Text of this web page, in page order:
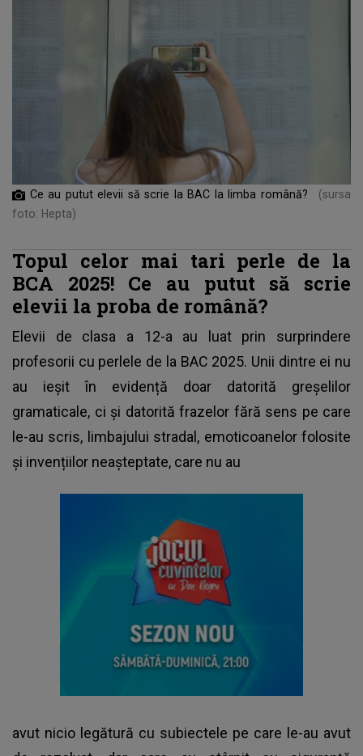
Ce au putut elevii să scrie la BAC la limba română?
(sursa
foto: Hepta)
Topul celor mai tari perle de la
BCA 2025! Ce au putut să scrie
elevii la proba de română?
Elevii de clasa a 12-a au luat prin surprindere
profesorii cu perlele de la BAC 2025. Unii dintre ei nu
au ieșit în evidență doar datorită greșelilor
gramaticale, ci și datorită frazelor fără sens pe care
le-au scris, limbajului stradal, emoticoanelor folosite
și invențiilor neașteptate, care nu au
avut nicio legătură cu subiectele pe care le-au avut